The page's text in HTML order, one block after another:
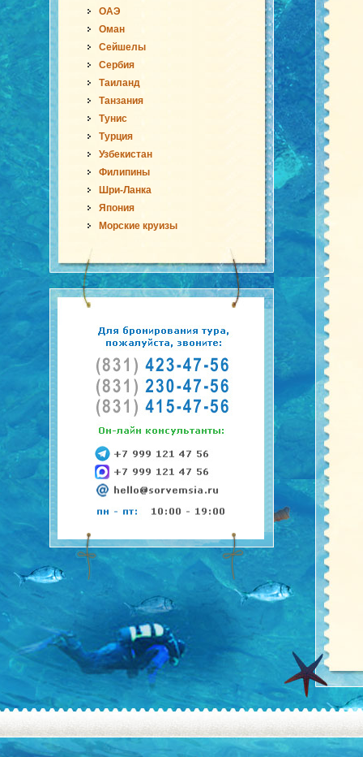
ОАЭ
Оман
Сейшелы
Сербия
Таиланд
Танзания
Тунис
Турция
Узбекистан
Филипины
Шри-Ланка
Япония
Морские круизы